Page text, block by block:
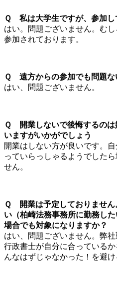
Ｑ 私は大学生ですが、参加し
はい。問題ございません。む
参加されております。
Ｑ 遠方からの参加でも問題な
はい、問題ございません。
Ｑ 開業しないで後悔するのは
いますがいかがでしょう
開業はしない方が良いです。
っていらっしゃるようでした
せん。
Ｑ 開業は予定しておりません
い（柏崎法務事務所に勤務し
場合でも対象になりますか？
はい、問題ございません。弊
行政書士が自分に合っている
んなはずじゃなかった！を避け